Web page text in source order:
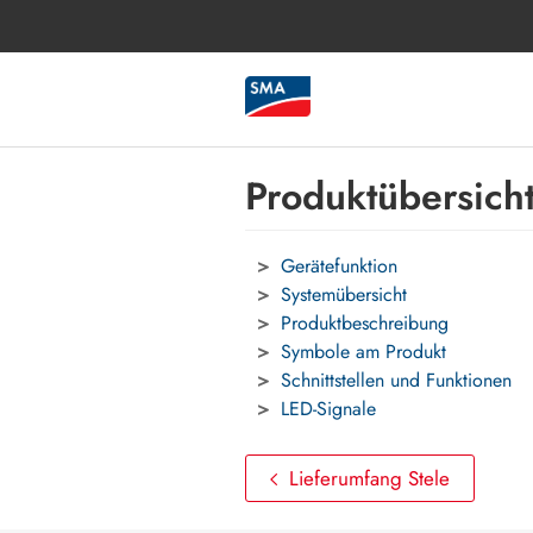
Gerätefunktion
Systemübersicht
Produktbeschreibung
Symbole am Produkt
Schnittstellen und Funktionen
LED-Signale
Lieferumfang Stele